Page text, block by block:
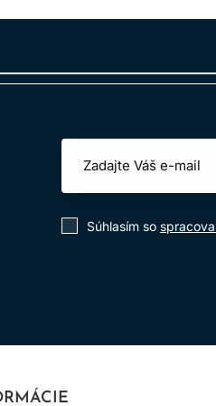
odtieňu.
službe na
Súhlasím so